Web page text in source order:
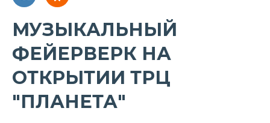
МУЗЫКАЛЬНЫЙ
ФЕЙЕРВЕРК НА
ОТКРЫТИИ ТРЦ
"ПЛАНЕТА"